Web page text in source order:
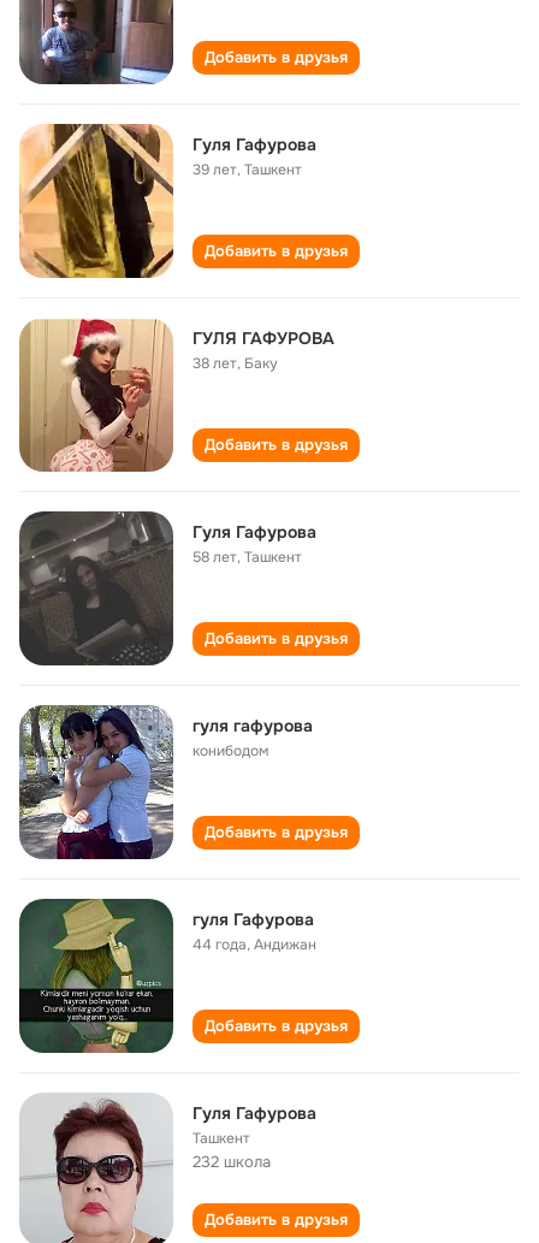
Добавить в друзья
Гуля Гафурова
39 лет,Ташкент
Добавить в друзья
ГУЛЯ ГАФУРОВА
38 лет, Баку
Добавить в друзья
Гуля Гафурова
58 лет,Ташкент
Добавить в друзья
гуля гафурова
конибодом
Добавить в друзья
гуля Гафурова
44 года,Андижан
Добавить в друзья
Гуля Гафурова
Ташкент
232 школа
Добавить в друзья